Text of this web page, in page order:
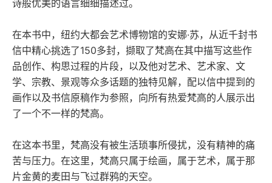
诗般优美的语言细细描述过。
在本书中，纽约大都会艺术博物馆的安娜·苏，从近千封书
信中精心挑选了150多封，撷取了梵高在其中描写这些作
品创作、构思过程的片段，以及他对艺术、艺术家、文
学、宗教、景观等众多话题的独特见解，配以信中提到的
画作以及书信原稿作为参照，向所有热爱梵高的人展示出
了一个不一样的梵高。
在这本书里，梵高没有被生活琐事所侵扰，没有精神的痛
苦与压力。在这里，梵高只属于绘画，属于艺术，属于那
片金黄的麦田与飞过群鸦的天空。